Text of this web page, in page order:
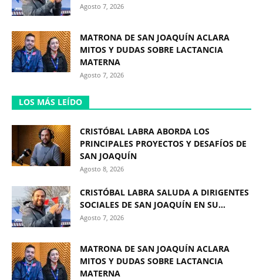
Agosto 7, 2026
MATRONA DE SAN JOAQUÍN ACLARA
MITOS Y DUDAS SOBRE LACTANCIA
MATERNA
Agosto 7, 2026
LOS MÁS LEÍDO
CRISTÓBAL LABRA ABORDA LOS
PRINCIPALES PROYECTOS Y DESAFÍOS DE
SAN JOAQUÍN
Agosto 8, 2026
CRISTÓBAL LABRA SALUDA A DIRIGENTES
SOCIALES DE SAN JOAQUÍN EN SU...
Agosto 7, 2026
MATRONA DE SAN JOAQUÍN ACLARA
MITOS Y DUDAS SOBRE LACTANCIA
MATERNA